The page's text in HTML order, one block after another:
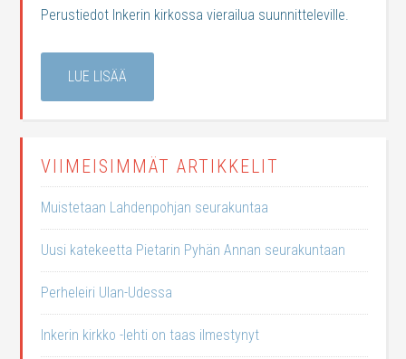
Perustiedot Inkerin kirkossa vierailua suunnitteleville.
LUE LISÄÄ
VIIMEISIMMÄT ARTIKKELIT
Muistetaan Lahdenpohjan seurakuntaa
Uusi katekeetta Pietarin Pyhän Annan seurakuntaan
Perheleiri Ulan-Udessa
Inkerin kirkko -lehti on taas ilmestynyt